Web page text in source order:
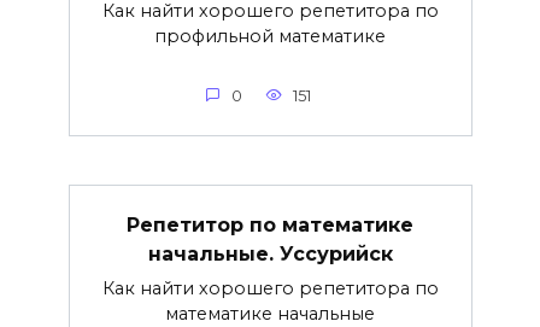
Как найти хорошего репетитора по
профильной математике
0 151
Репетитор по математике
начальные. Уссурийск
Как найти хорошего репетитора по
математике начальные